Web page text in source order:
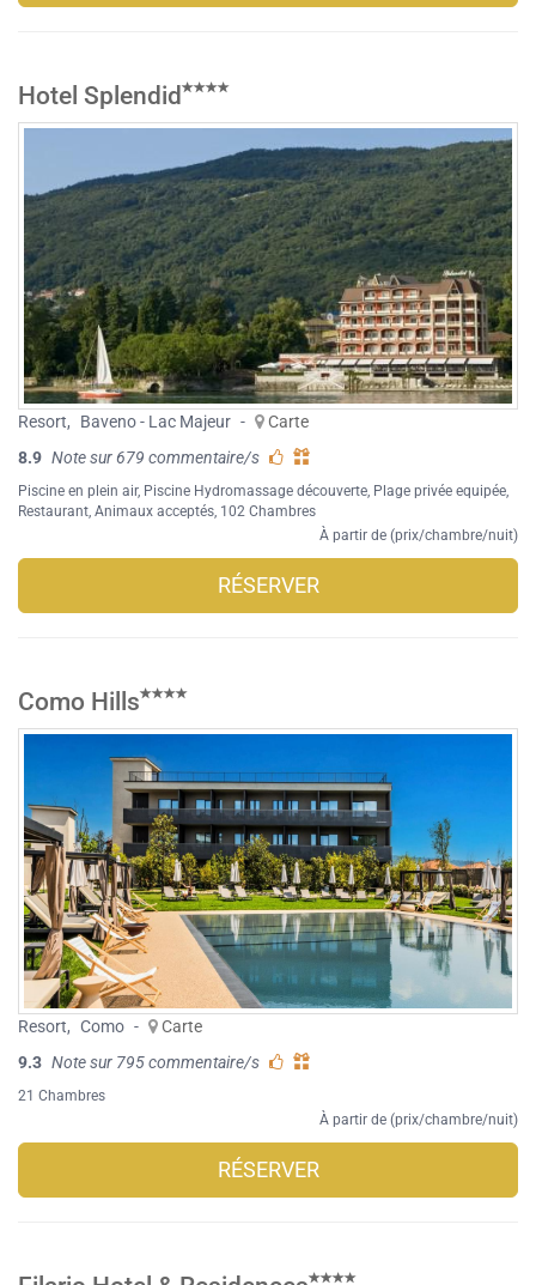
Hotel Splendid
Resort, Baveno - Lac Majeur -
Carte
8.9 Note sur 679 commentaire/s
Piscine en plein air, Piscine Hydromassage découverte Plage privée equipée
Restaurant Animaux acceptés , 102 Chambres
À partir de (prix/chambre/nuit)
RÉSERVER
Como Hills
Resort, Como -
Carte
9.3 Note sur 795 commentaire/s
21 Chambres
À partir de (prix/chambre/nuit)
RÉSERVER